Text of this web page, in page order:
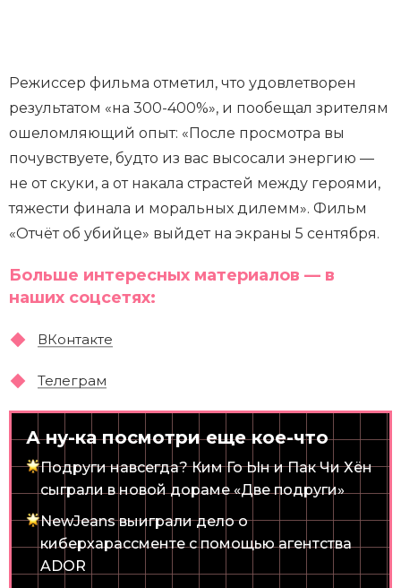
Режиссер фильма отметил, что удовлетворен
результатом «на 300-400%», и пообещал зрителям
ошеломляющий опыт: «После просмотра вы
почувствуете, будто из вас высосали энергию —
не от скуки, а от накала страстей между героями,
тяжести финала и моральных дилемм». Фильм
«Отчёт об убийце» выйдет на экраны 5 сентября.
Больше интересных материалов — в
наших соцсетях:
ВКонтакте
Телеграм
А ну-ка посмотри еще кое-что
Подруги навсегда? Ким Го Ын и Пак Чи Хён
сыграли в новой дораме «Две подруги»
NewJeans выиграли дело о
киберхарассменте с помощью агентства
ADOR